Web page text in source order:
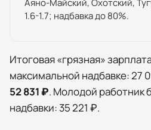
1.6-1.7; надбавка до 80%.
Итоговая «грязная»
максимальной надбавке: 27
52 831 ₽. Молодой работник
надбавки:35 221 ₽.